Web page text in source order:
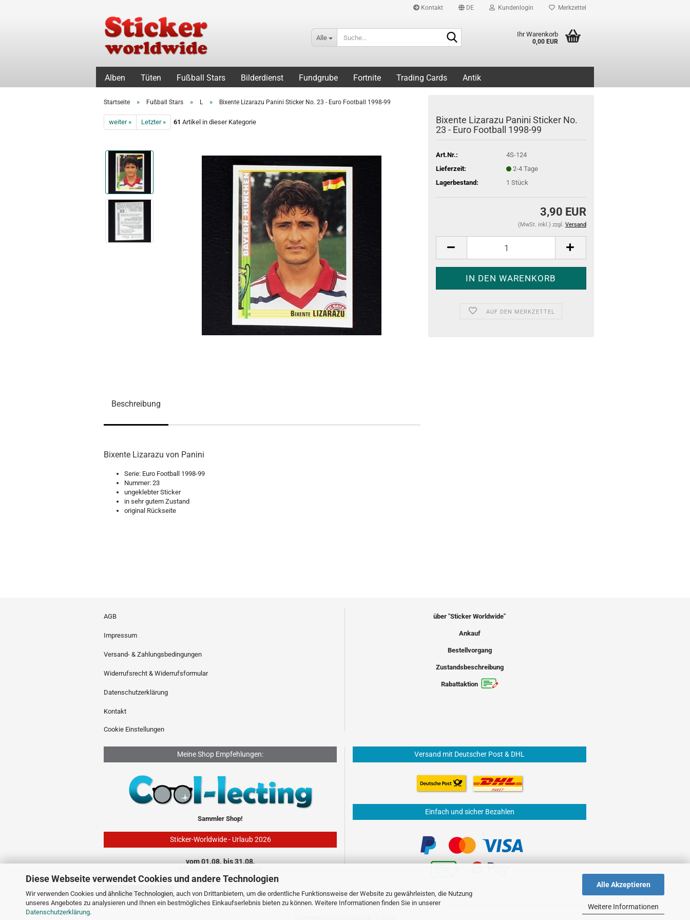
Diese Webseite verwendet Cookies und andere Technologien
Wir verwenden Cookies und ähnliche Technologien, auch von Drittanbietern, um die ordentliche Funktionsweise der Website zu gewährleisten, die Nutzung
unseres Angebotes zu analysieren und Ihnen ein bestmögliches Einkaufserlebnis bieten zu können. Weitere Informationen finden Sie in unserer
Datenschutzerklärung.
Alle Akzeptieren
Weitere Informationen
Kontakt DE Kundenlogin Merkzettel
Alle Ihr Warenkorb
0,00 EUR
Alben Tüten Fußball Stars Bilderdienst Fundgrube Fortnite Trading Cards Antik
Startseite » Fußball Stars » L » Bixente Lizarazu Panini Sticker No. 23 - Euro Football 1998-99
weiter » Letzter » 61 Artikel in dieser Kategorie
Bixente Lizarazu Panini Sticker No.
23 - Euro Football 1998-99
Art.Nr.:
4S-124
Lieferzeit:
2-4 Tage
Lagerbestand:
1 Stück
3,90 EUR
(MwSt. inkl.) zzgl. Versand
AUF DEN MERKZETTEL
Beschreibung
Bixente Lizarazu von Panini
Serie: Euro Football 1998-99
Nummer: 23
ungeklebter Sticker
in sehr gutem Zustand
original Rückseite
AGB
Impressum
Versand- & Zahlungsbedingungen
Widerrufsrecht & Widerrufsformular
Datenschutzerklärung
Kontakt
Cookie Einstellungen
über "Sticker Worldwide"
Ankauf
Bestellvorgang
Zustandsbeschreibung
Rabattaktion
Meine Shop Empfehlungen:
Sammler Shop!
Sticker-Worldwide - Urlaub 2026
vom 01.08. bis 31.08.
Versand mit Deutscher Post & DHL
Einfach und sicher Bezahlen
Vertrag widerrufen